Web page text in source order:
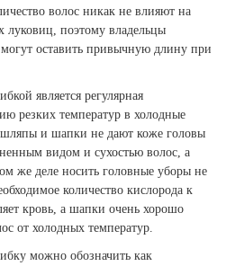
волос никак не влияют на
луковиц, поэтому владельцы
оставить привычную длину при
является регулярная
резких температур в холодные
шляпы и шапки не дают коже головы
видом и сухостью волос, а
же деле носить головные уборы не
количество кислорода к
кровь, а шапки очень хорошо
от холодных температур.
можно обозначить как